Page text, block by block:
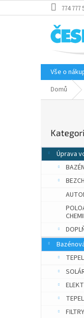
na
774 777
Vše o
Domů
r
a
e
kategorie
Úprava